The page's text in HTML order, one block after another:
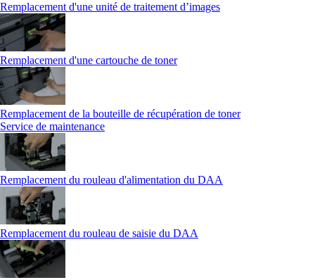
Remplacement d'une unité de traitement d’images
Remplacement d'une cartouche de toner
Remplacement de la bouteille de récupération de toner
Service de maintenance
Remplacement du rouleau d'alimentation du DAA
Remplacement du rouleau de saisie du DAA